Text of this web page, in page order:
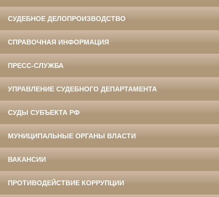
СУДЕБНОЕ ДЕЛОПРОИЗВОДСТВО
СПРАВОЧНАЯ ИНФОРМАЦИЯ
ПРЕСС-СЛУЖБА
УПРАВЛЕНИЕ СУДЕБНОГО ДЕПАРТАМЕНТА
СУДЫ СУБЪЕКТА РФ
МУНИЦИПАЛЬНЫЕ ОРГАНЫ ВЛАСТИ
ВАКАНСИИ
ПРОТИВОДЕЙСТВИЕ КОРРУПЦИИ